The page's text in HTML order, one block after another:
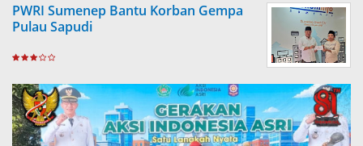
PWRI Sumenep Bantu Korban Gempa
Pulau Sapudi